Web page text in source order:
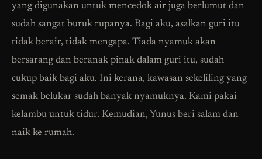
yang digunakan untuk mencedok air juga berlumut dan
sudah sangat buruk rupanya. Bagi aku, asalkan guri itu
tidak berair, tidak mengapa. Tiada nyamuk akan
bersarang dan beranak pinak dalam guri itu, sudah
cukup baik bagi aku. Ini kerana, kawasan sekeliling yang
semak belukar sudah banyak nyamuknya. Kami pakai
kelambu untuk tidur. Kemudian, Yunus beri salam dan
naik ke rumah.